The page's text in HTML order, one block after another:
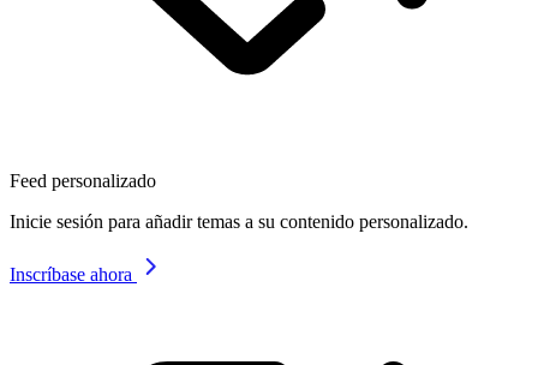
Feed personalizado
Inicie sesión para añadir temas a su contenido personalizado.
Inscríbase ahora